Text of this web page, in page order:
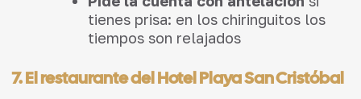
tienes prisa: en los chiringuitos los
tiempos son relajados
7. El restaurante del Hotel Playa San Cristóbal